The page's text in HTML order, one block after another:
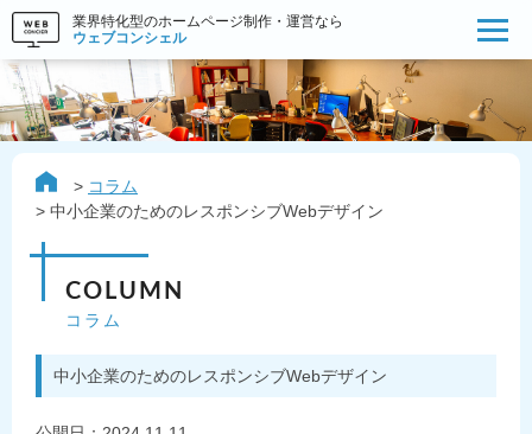
業界特化型のホームページ制作・運営なら
ウェブコンシェル
コラム
中小企業のためのレスポンシブWebデザイン
COLUMN
コラム
中小企業のためのレスポンシブWebデザイン